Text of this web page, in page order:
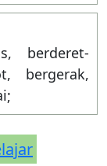
berderet-
bergerak,